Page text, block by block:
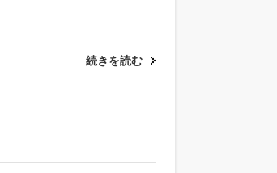
続きを読む